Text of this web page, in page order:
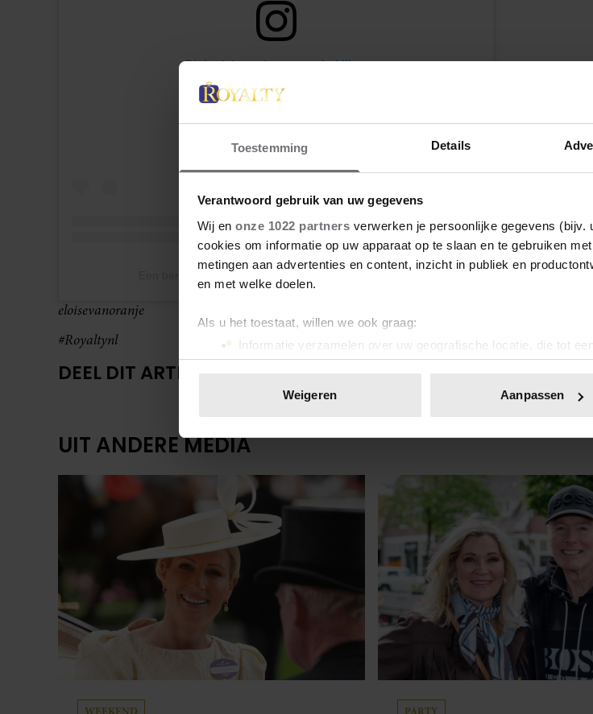
Toestemming Details
Verantwoord gebruik van uw gegevens
Wij en onze 1022 partners verwerken je persoonlijke gegevens (bijv.
cookies om informatie op uw apparaat op te slaan en te gebruiken
metingen aan advertenties en content, inzicht in publiek en
en met welke doelen.
Als u het toestaat, willen we ook graag:
Informatie verzamelen over uw geografische locatie, die tot
Uw apparaat identificeren door het actief te scannen op
toestemming op elk moment wijzigen of intrekken in de
We gebruiken cookies om content en advertenties te personaliseren,
websiteverkeer te analyseren. Ook delen we informatie over uw
media, adverteren en analyse. Deze partners kunnen deze
verstrekt of die ze hebben verzameld op basis van uw gebruik van
onze website blijft gebruiken.
Weigeren Aanpassen
Dit bericht op Instagram bekijken
Een bericht gedeeld door ELOISE (@eloisevanoranje)
eloisevanoranje
#Royaltynl
DEEL DIT ARTIKEL OP SOCIAL MEDIA!
UIT ANDERE MEDIA
WEEKEND PARTY